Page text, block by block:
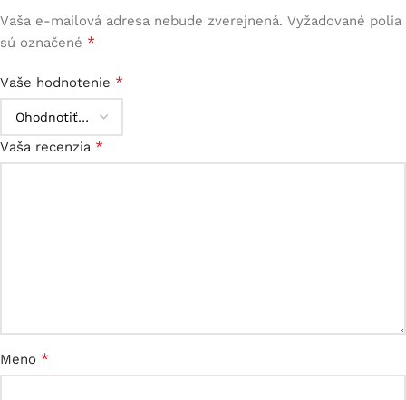
Vaša e-mailová adresa nebude zverejnená. Vyžadované polia
sú označené *
Vaše hodnotenie *
Vaša recenzia *
Meno *